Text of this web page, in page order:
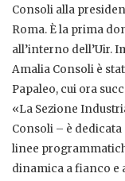
Consoli alla
Roma. È la prima
all’interno dell’Uir.
Amalia Consoli è
Papaleo, cui ora
«La Sezione
Consoli – è
linee
dinamica a fianco e